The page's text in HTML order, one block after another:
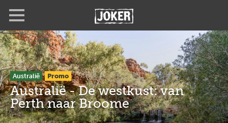
de
inhoud
gaan
Australië Promo
Australië - De westkust: van
Perth naar Broome